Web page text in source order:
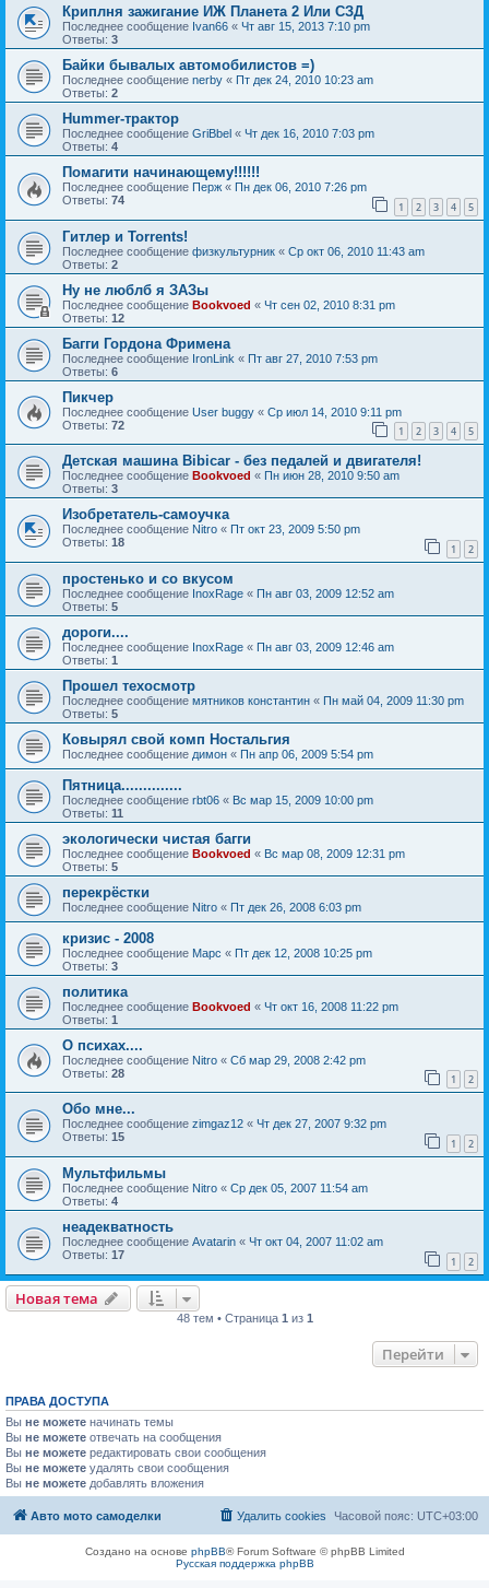
Криплня зажигание ИЖ Планета 2 Или СЗД
Последнее сообщение Ivan66 « Чт авг 15, 2013 7:10 pm
Ответы: 3
Байки бывалых автомобилистов =)
Последнее сообщение nerby « Пт дек 24, 2010 10:23 am
Ответы: 2
Hummer-трактор
Последнее сообщение GriBbel « Чт дек 16, 2010 7:03 pm
Ответы: 4
Помагити начинающему!!!!!!
Последнее сообщение Перж « Пн дек 06, 2010 7:26 pm
Ответы: 74 1 2 3 4 5
Гитлер и Torrents!
Последнее сообщение физкультурник « Ср окт 06, 2010 11:43 am
Ответы: 2
Ну не люблб я ЗАЗы
Последнее сообщение Bookvoed « Чт сен 02, 2010 8:31 pm
Ответы: 12
Багги Гордона Фримена
Последнее сообщение IronLink « Пт авг 27, 2010 7:53 pm
Ответы: 6
Пикчер
Последнее сообщение User buggy « Ср июл 14, 2010 9:11 pm
Ответы: 72 1 2 3 4 5
Детская машина Bibicar - без педалей и двигателя!
Последнее сообщение Bookvoed « Пн июн 28, 2010 9:50 am
Ответы: 3
Изобретатель-самоучка
Последнее сообщение Nitro « Пт окт 23, 2009 5:50 pm
Ответы: 18 1 2
простенько и со вкусом
Последнее сообщение InoxRage « Пн авг 03, 2009 12:52 am
Ответы: 5
дороги....
Последнее сообщение InoxRage « Пн авг 03, 2009 12:46 am
Ответы: 1
Прошел техосмотр
Последнее сообщение мятников константин « Пн май 04, 2009 11:30 pm
Ответы: 5
Ковырял свой комп Ностальгия
Последнее сообщение димон « Пн апр 06, 2009 5:54 pm
Пятница..............
Последнее сообщение rbt06 « Вс мар 15, 2009 10:00 pm
Ответы: 11
экологически чистая багги
Последнее сообщение Bookvoed « Вс мар 08, 2009 12:31 pm
Ответы: 5
перекрёстки
Последнее сообщение Nitro « Пт дек 26, 2008 6:03 pm
кризис - 2008
Последнее сообщение Марс « Пт дек 12, 2008 10:25 pm
Ответы: 3
политика
Последнее сообщение Bookvoed « Чт окт 16, 2008 11:22 pm
Ответы: 1
О психах....
Последнее сообщение Nitro « Сб мар 29, 2008 2:42 pm
Ответы: 28 1 2
Обо мне...
Последнее сообщение zimgaz12 « Чт дек 27, 2007 9:32 pm
Ответы: 15 1 2
Мультфильмы
Последнее сообщение Nitro « Ср дек 05, 2007 11:54 am
Ответы: 4
неадекватность
Последнее сообщение Avatarin « Чт окт 04, 2007 11:02 am
Ответы: 17 1 2
Новая тема
48 тем • Страница 1 из 1
Перейти
ПРАВА ДОСТУПА
Вы не можете начинать темы
Вы не можете отвечать на сообщения
Вы не можете редактировать свои сообщения
Вы не можете удалять свои сообщения
Вы не можете добавлять вложения
Авто мото самоделки Часовой пояс: UTC+03:00
Удалить cookies
Создано на основе phpBB® Forum Software © phpBB Limited
Русская поддержка phpBB